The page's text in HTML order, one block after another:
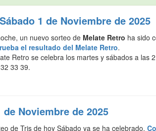
1 de Noviembre de 2025
un nuevo sorteo de Melate Retro ha sido
el resultado del Melate Retro.
Retro se celebra los martes y sábados a las
33 39.
Noviembre de 2025
de Tris de hoy Sábado ya se ha celebrado.